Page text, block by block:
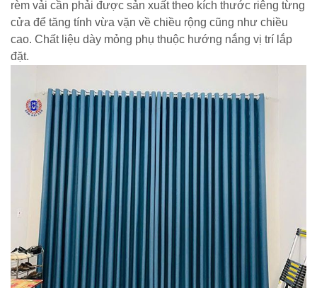
rèm vải cần phải được sản xuất theo kích thước riêng từng
cửa để tăng tính vừa vặn về chiều rộng cũng như chiều
cao. Chất liệu dày mỏng phụ thuộc hướng nắng vị trí lắp
đặt.